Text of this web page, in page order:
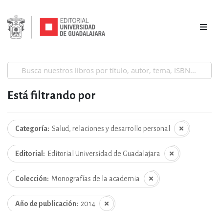
Está filtrando por
Categoría Salud, relaciones y desarrollo personal
Editorial Editorial Universidad de Guadalajara
Colección Monografías de la academia
Año de publicación 2014